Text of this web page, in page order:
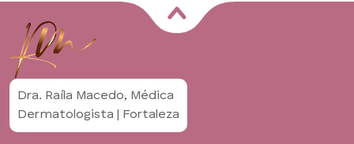
Dra. Raíla Macedo, Médica
Dermatologista | Fortaleza